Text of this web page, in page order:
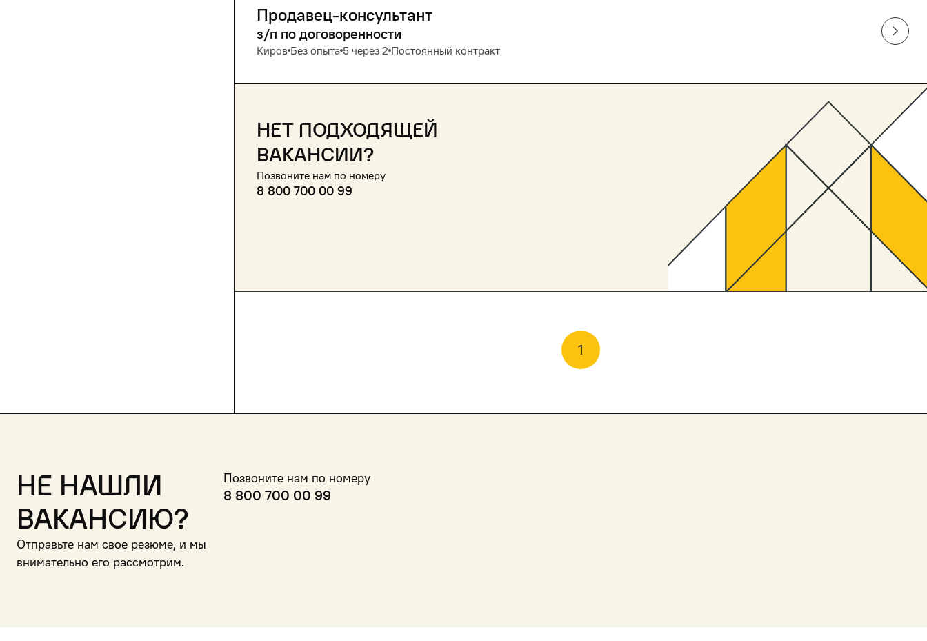
Продавец-консультант
з/п по договоренности
Киров Без опыта 5 через 2 Постоянный контракт
Нет подходящей
вакансии?
Позвоните нам по номеру
8 800 700 00 99
1
Не нашли
вакансию?
Отправьте нам свое резюме, и мы
внимательно его рассмотрим.
Позвоните нам по номеру
8 800 700 00 99